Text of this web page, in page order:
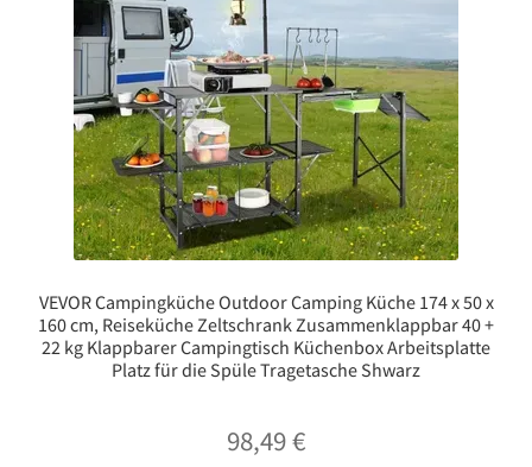
VEVOR Campingküche Outdoor Camping Küche 174 x 50 x
160 cm, Reiseküche Zeltschrank Zusammenklappbar 40 +
22 kg Klappbarer Campingtisch Küchenbox Arbeitsplatte
Platz für die Spüle Tragetasche Shwarz
98,49€